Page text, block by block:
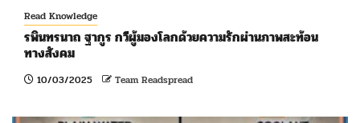
Read Knowledge
รพินทรนาถ ฐากูร กวีผู้มองโลกด้วยความรักผ่านภาพสะท้อน
ทางสังคม
10/03/2025 Team Readspread